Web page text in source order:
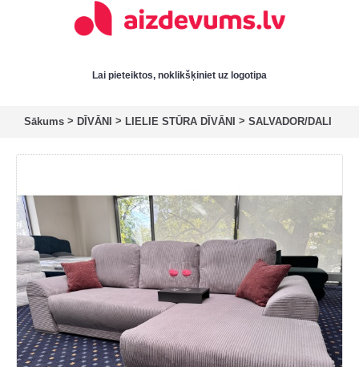
Lai pieteiktos, noklikšķiniet uz logotipa
Sākums > DĪVĀNI > LIELIE STŪRA DĪVĀNI > SALVADOR/DALI